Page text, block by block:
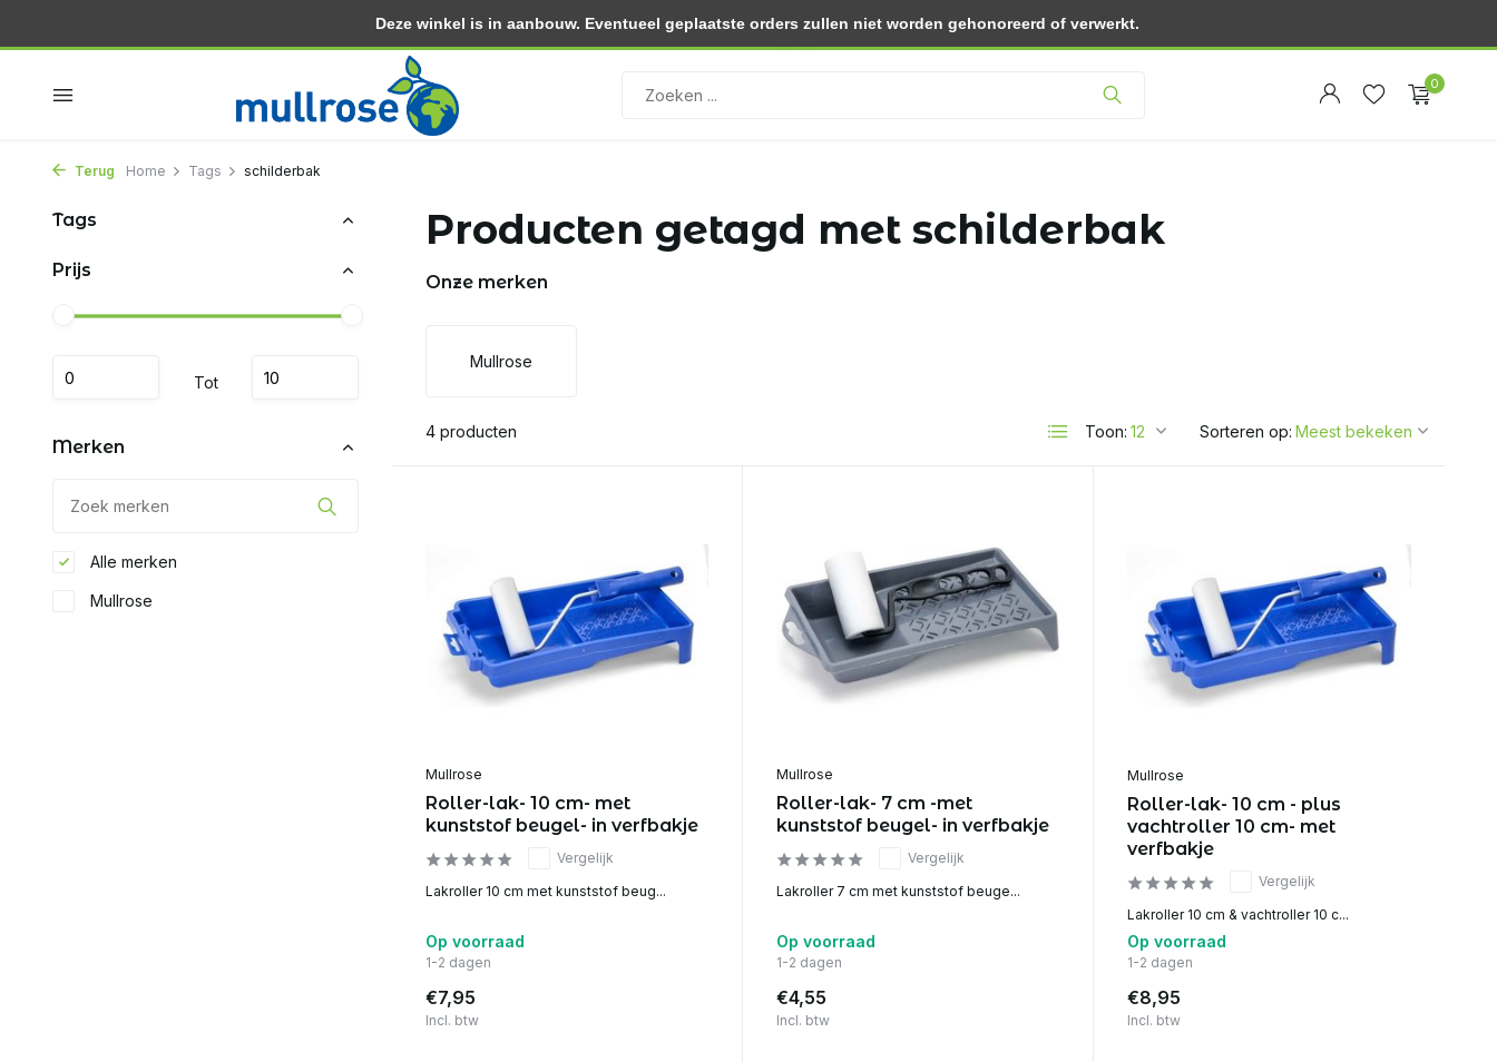
Gratis thuisbezorgd vanaf 30.- (NL) Retourneren binnen 30 dagen Binnen 2 dagen in huis Gratis thuisbezorgd vanaf 30.- (NL)
0
Terug Home Tags schilderbak
Tags
Prijs
Tot
Merken
Alle merken
Mullrose
Producten getagd met schilderbak
Onze merken
Mullrose
4 producten Toon: Sorteren op:
Mullrose
Roller-lak- 10 cm- met
kunststof beugel- in verfbakje
Vergelijk
Lakroller 10 cm met kunststof beug...
Op voorraad
1-2 dagen
€7,95
Incl. btw
Mullrose
Roller-lak- 7 cm -met
kunststof beugel- in verfbakje
Vergelijk
Lakroller 7 cm met kunststof beuge...
Op voorraad
1-2 dagen
€4,55
Incl. btw
Mullrose
Roller-lak- 10 cm - plus
vachtroller 10 cm- met
verfbakje
Vergelijk
Lakroller 10 cm & vachtroller 10 c...
Op voorraad
1-2 dagen
€8,95
Incl. btw
Deze winkel is in aanbouw. Eventueel geplaatste orders zullen niet worden gehonoreerd of verwerkt.